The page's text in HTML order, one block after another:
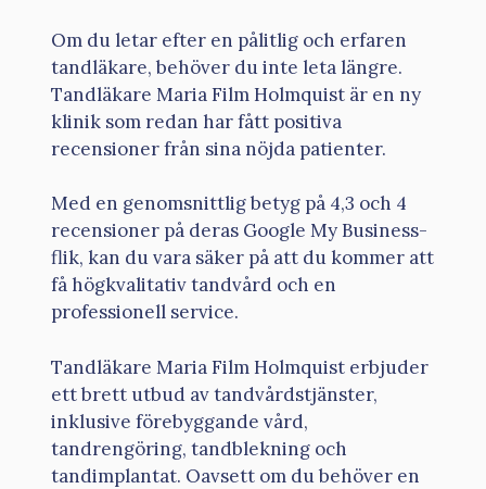
Om du letar efter en pålitlig och erfaren
tandläkare, behöver du inte leta längre.
Tandläkare Maria Film Holmquist är en ny
klinik som redan har fått positiva
recensioner från sina nöjda patienter.
Med en genomsnittlig betyg på 4,3 och 4
recensioner på deras Google My Business-
flik, kan du vara säker på att du kommer att
få högkvalitativ tandvård och en
professionell service.
Tandläkare Maria Film Holmquist erbjuder
ett brett utbud av tandvårdstjänster,
inklusive förebyggande vård,
tandrengöring, tandblekning och
tandimplantat. Oavsett om du behöver en